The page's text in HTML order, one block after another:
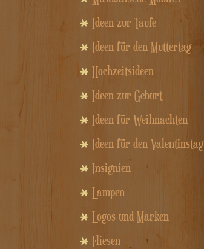
Ideen zur Taufe
Ideen für den Muttertag
Hochzeitsideen
Ideen zur Geburt
Ideen für Weihnachten
Ideen für den Valentinstag
Insignien
Lampen
Logos und Marken
Fliesen